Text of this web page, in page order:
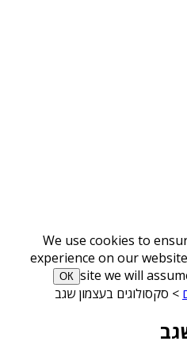
We use cookies to
experience on our
site we will
ОК
> סקסולוגים בעצמון שגב